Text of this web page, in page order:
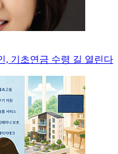
, 기초연금 수령 길 열린다